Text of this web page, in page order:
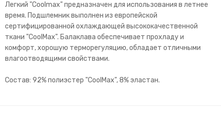
Легкий "Coolmax" предназначен для использования в летнее
время. Подшлемник выполнен из европейской
сертифицированной охлаждающей высококачественной
ткани "CoolMax". Балаклава обеспечивает прохладу и
комфорт, хорошую терморегуляцию, обладает отличными
влагоотводящими свойствами.
Состав: 92% полиэстер "CoolMax", 8% эластан.